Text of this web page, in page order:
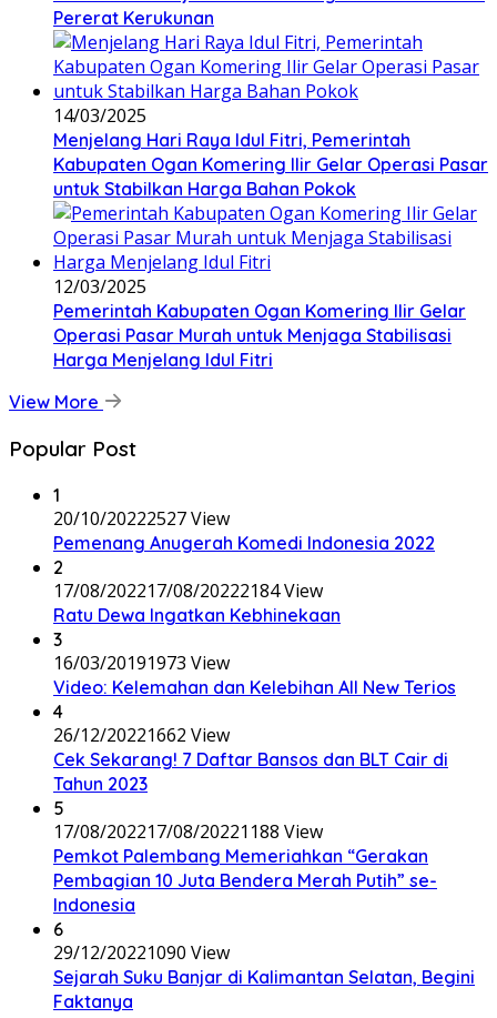
Pererat Kerukunan
14/03/2025
Menjelang Hari Raya Idul Fitri, Pemerintah
Kabupaten Ogan Komering Ilir Gelar Operasi Pasar
untuk Stabilkan Harga Bahan Pokok
12/03/2025
Pemerintah Kabupaten Ogan Komering Ilir Gelar
Operasi Pasar Murah untuk Menjaga Stabilisasi
Harga Menjelang Idul Fitri
View More
Popular Post
1
20/10/20222527 View
Pemenang Anugerah Komedi Indonesia 2022
2
17/08/202217/08/20222184 View
Ratu Dewa Ingatkan Kebhinekaan
3
16/03/20191973 View
Video: Kelemahan dan Kelebihan All New Terios
4
26/12/20221662 View
Cek Sekarang! 7 Daftar Bansos dan BLT Cair di
Tahun 2023
5
17/08/202217/08/20221188 View
Pemkot Palembang Memeriahkan “Gerakan
Pembagian 10 Juta Bendera Merah Putih” se-
Indonesia
6
29/12/20221090 View
Sejarah Suku Banjar di Kalimantan Selatan, Begini
Faktanya